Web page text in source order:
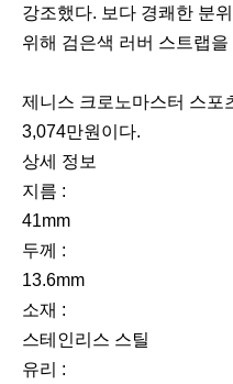
강조했다. 보다 경쾌한 분
위해 검은색 러버 스트랩
이
전
다
음
제니스 크로노마스터 스포
3,074만원이다.
상세 정보
지름 :
41mm
두께 :
13.6mm
소재 :
스테인리스 스틸
유리 :